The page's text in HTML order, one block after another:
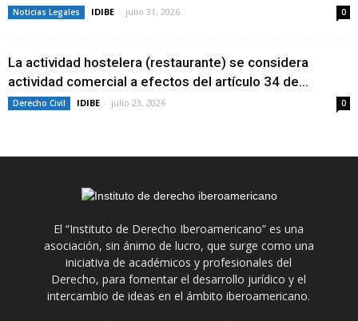
Noticias Legales IDIBE - julio 31, 2026 0
La actividad hostelera (restaurante) se considera
actividad comercial a efectos del artículo 34 de...
Derecho Civil IDIBE - julio 23, 2026 0
El “Instituto de Derecho Iberoamericano” es una
asociación, sin ánimo de lucro, que surge como una
iniciativa de académicos y profesionales del
Derecho, para fomentar el desarrollo jurídico y el
intercambio de ideas en el ámbito iberoamericano.